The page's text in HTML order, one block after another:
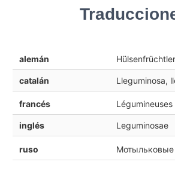
alemán Hülsenfrüchtler
catalán Lleguminosa,
francés Légumineuses
inglés Leguminosae
ruso Мотыльковые